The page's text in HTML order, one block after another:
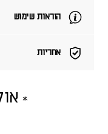
אחריות
הוראות שימוש